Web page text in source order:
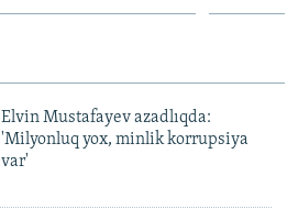
Elvin Mustafayev azadlıqda:
'Milyonluq yox, minlik korrupsiya
var'